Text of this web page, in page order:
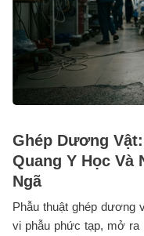
Ghép Dương
Quang Y Học Và
Ngã
Phẫu thuật ghép dương
vi phẫu phức tạp, mở ra